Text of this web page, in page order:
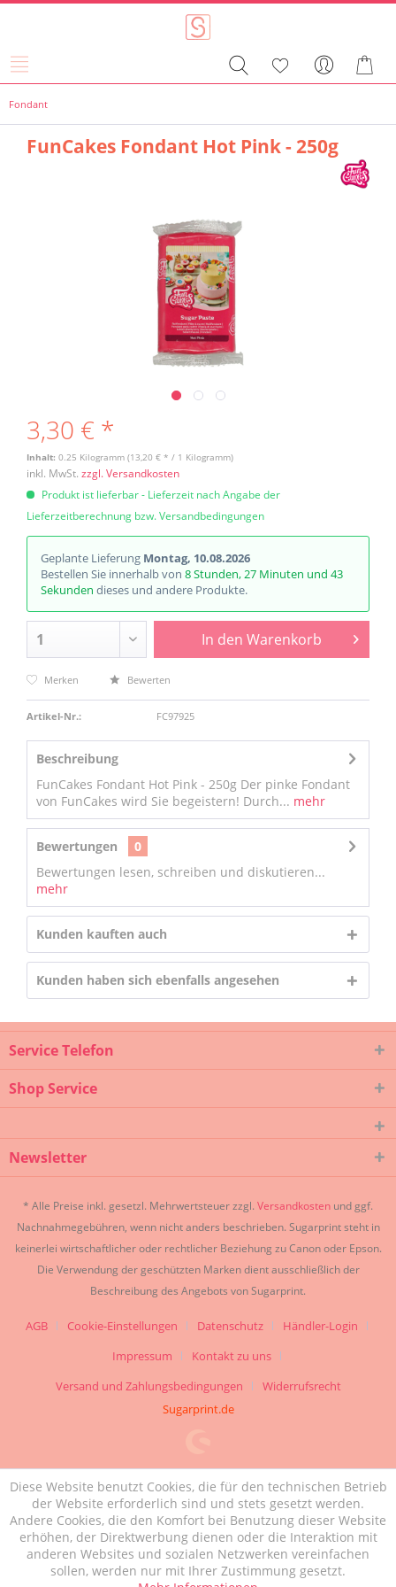
Fondant
FunCakes Fondant Hot Pink - 250g
3,30 € *
Inhalt: 0.25 Kilogramm (13,20 € * / 1 Kilogramm)
inkl. MwSt. zzgl. Versandkosten
Produkt ist lieferbar - Lieferzeit nach Angabe der
Lieferzeitberechnung bzw. Versandbedingungen
Geplante Lieferung Montag, 10.08.2026
Bestellen Sie innerhalb von 8 Stunden, 27 Minuten und 43
Sekunden dieses und andere Produkte.
In den Warenkorb
Merken Bewerten
Artikel-Nr.: FC97925
Beschreibung
FunCakes Fondant Hot Pink - 250g Der pinke Fondant
von FunCakes wird Sie begeistern! Durch... mehr
Bewertungen
0
Bewertungen lesen, schreiben und diskutieren...
mehr
Kunden kauften auch
Kunden haben sich ebenfalls angesehen
Service Telefon
Shop Service
Newsletter
* Alle Preise inkl. gesetzl. Mehrwertsteuer zzgl. Versandkosten und ggf.
Nachnahmegebühren, wenn nicht anders beschrieben. Sugarprint steht in
keinerlei wirtschaftlicher oder rechtlicher Beziehung zu Canon oder Epson.
Die Verwendung der geschützten Marken dient ausschließlich der
Beschreibung des Angebots von Sugarprint.
AGB Cookie-Einstellungen Datenschutz
Händler-Login
Impressum
Kontakt zu uns
Versand und Zahlungsbedingungen
Widerrufsrecht
Sugarprint.de
Diese Website benutzt Cookies, die für den technischen Betrieb
der Website erforderlich sind und stets gesetzt werden.
Andere Cookies, die den Komfort bei Benutzung dieser Website
erhöhen, der Direktwerbung dienen oder die Interaktion mit
anderen Websites und sozialen Netzwerken vereinfachen
sollen, werden nur mit Ihrer Zustimmung gesetzt.